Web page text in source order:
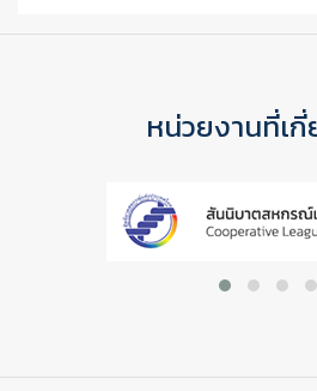
หน่วยงานที่เ